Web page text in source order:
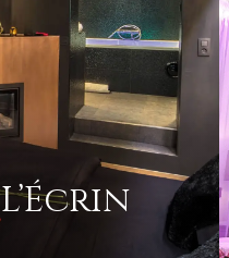
L’Écrin